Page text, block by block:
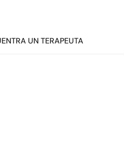
UN TERAPEUTA